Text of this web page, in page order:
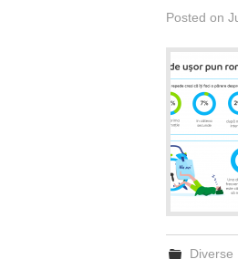
Posted on
Diverse